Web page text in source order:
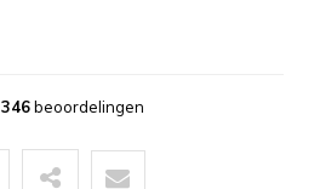
346beoordelingen